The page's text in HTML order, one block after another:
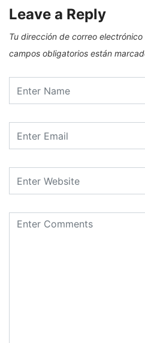
Leave a Reply
Tu dirección de correo
campos obligatorios están